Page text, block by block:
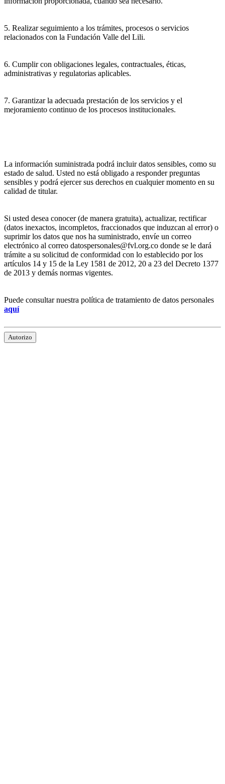
5. Realizar seguimiento a los trámites, procesos o servicios
relacionados con la Fundación Valle del Lili.
6. Cumplir con obligaciones legales, contractuales, éticas,
administrativas y regulatorias aplicables.
7. Garantizar la adecuada prestación de los servicios y el
mejoramiento continuo de los procesos institucionales.
La información suministrada podrá incluir datos sensibles, como su
estado de salud. Usted no está obligado a responder preguntas
sensibles y podrá ejercer sus derechos en cualquier momento en su
calidad de titular.
Si usted desea conocer (de manera gratuita), actualizar, rectificar
(datos inexactos, incompletos, fraccionados que induzcan al error) o
suprimir los datos que nos ha suministrado, envíe un correo
electrónico al correo datospersonales@fvl.org.co donde se le dará
trámite a su solicitud de conformidad con lo establecido por los
artículos 14 y 15 de la Ley 1581 de 2012, 20 a 23 del Decreto 1377
de 2013 y demás normas vigentes.
Puede consultar nuestra política de tratamiento de datos personales
aquí
Autorizo